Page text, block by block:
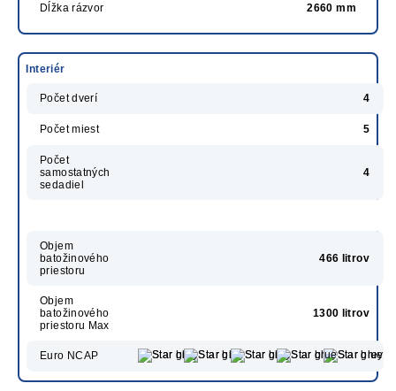
Dĺžka rázvor 2660 mm
Interiér
Počet dverí 4
Počet miest 5
Počet
samostatných
sedadiel
4
Objem
batožinového
priestoru
466 litrov
Objem
batožinového
priestoru Max
1300 litrov
Euro NCAP